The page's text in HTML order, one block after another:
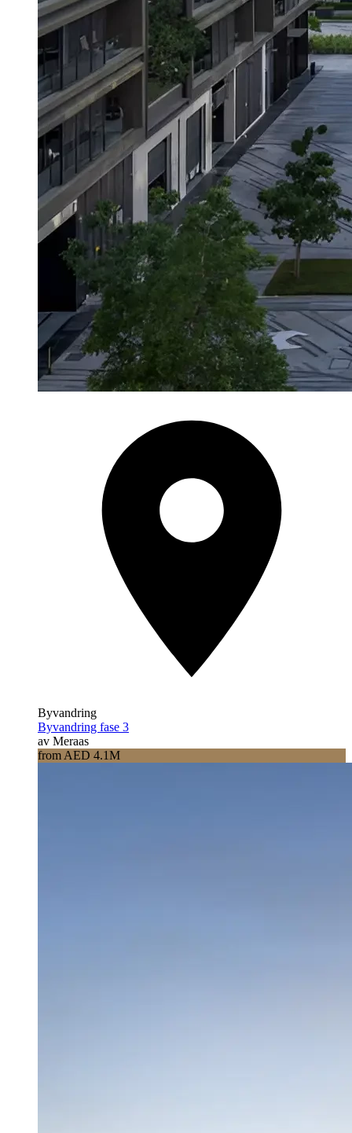
Byvandring
Byvandring fase 3
av Meraas
from AED 4.1M